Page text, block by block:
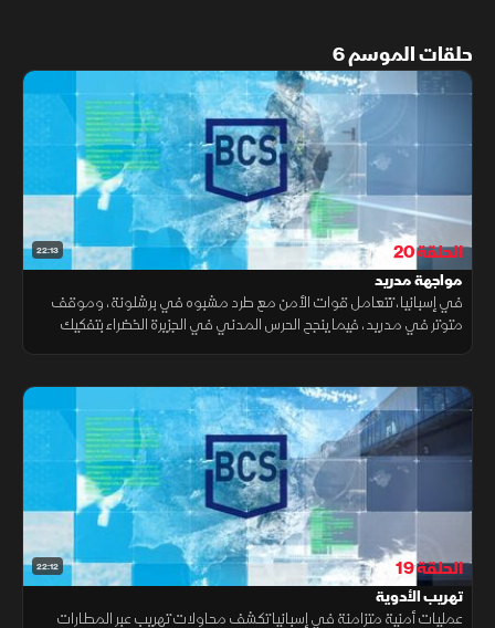
حلقات الموسم 6
22:13 الحلقة 20
مواجهة مدريد
في إسبانيا، تتعامل قوات الأمن مع طرد مشبوه في برشلونة، وموقف
متوتر في مدريد، فيما ينجح الحرس المدني في الجزيرة الخضراء بتفكيك
22:12 الحلقة 19
تهريب الأدوية
عمليات أمنية متزامنة في إسبانيا تكشف محاولات تهريب عبر المطارات